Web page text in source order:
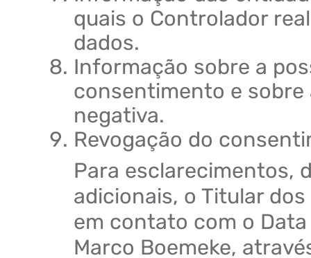
quais o Controlador
dados.
Informação sobre a
consentimento e sobre
negativa.
Revogação do
Para esclarecimentos,
adicionais, o Titular
em contato com o Data
Marco Boemeke,